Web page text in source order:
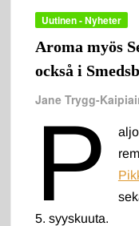
Uutinen - Nyheter
Aroma myös
också i
Jane Trygg-
P
5. syyskuuta.